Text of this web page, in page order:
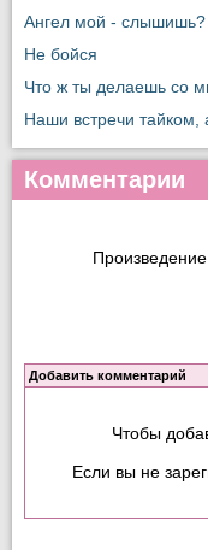
Ангел мой - слышишь?
Не бойся
Что ж ты делаешь со
Наши встречи тайком,
Комментарии
Добавить комментарий
Чтобы
Если вы не